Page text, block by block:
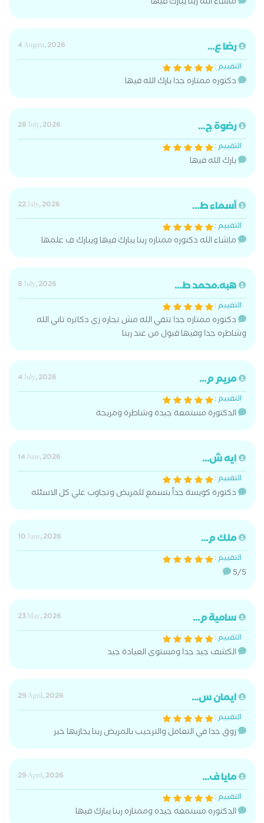
رضا ع...
4 August, 2026
التقييم :
دكتوره ممتازه جدا بارك الله فيها
رضوة ج...
28 July, 2026
التقييم :
بارك الله فيها
أسماء ط...
22 July, 2026
التقييم :
ماشاء الله دكتوره ممتازه ربنا يبارك فيها ويبارك ف علمها
هبه.محمد ط...
8 July, 2026
التقييم :
دكتوره ممتازه جدا تتقي الله مش تجاره زي دكاتره تاني الله
وشاطره جدا وفيها قبول من عند ربنا
مريم م...
4 July, 2026
التقييم :
الدكتورة مستمعة جيدة وشاطرة ومريحة
ايه ش...
14 June, 2026
التقييم :
دكتورة كويسة جداً بتسمع للمريض وتجاوب علي كل الاسئله
ملك م...
10 June, 2026
التقييم :
5/5
سامية م...
23 May, 2026
التقييم :
الكشف جيد جدا ومستوى العيادة جيد
ايمان س...
29 April, 2026
التقييم :
زوق جدا في التعامل والترحيب بالمريض ربنا يجازيها خير
مايا ف...
29 April, 2026
التقييم :
الدكتوره مستمعه جيده وممتازه ربنا يبارك فيها